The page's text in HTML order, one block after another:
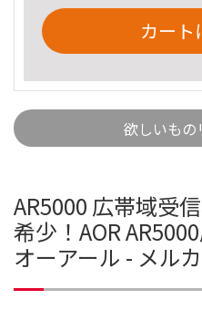
カート
欲しいもの
AR5000 広帯域受
希少！AOR
オーアール - メル